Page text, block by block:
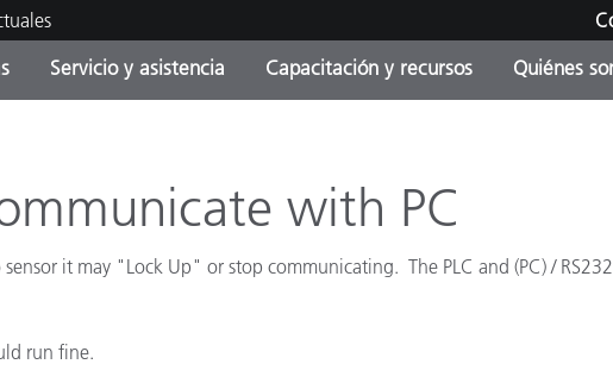
actualización
Productos Envasados
Servicio y asistencia Capacitación y recursos Quiénes
with PC
it may "Lock Up" or stop communicating. The PLC and (PC) /
run fine.